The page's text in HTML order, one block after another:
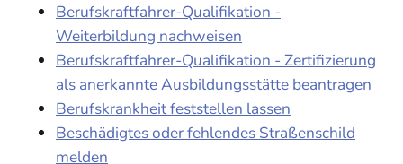
Berufskraftfahrer-Qualifikation -
Weiterbildung nachweisen
Berufskraftfahrer-Qualifikation - Zertifizierung
als anerkannte Ausbildungsstätte beantragen
Berufskrankheit feststellen lassen
Beschädigtes oder fehlendes Straßenschild
melden